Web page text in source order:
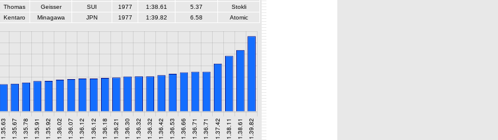
Thomas Geisser SUI 1977 1:38.61 5.37
Stokli
Kentaro Minagawa JPN 1977 1:39.82 6.58 Atomic